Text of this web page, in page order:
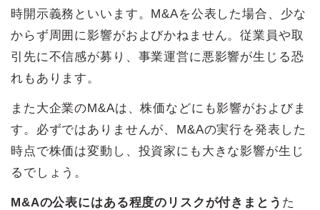
時開示義務といいます。M&Aを公表した場合、少な
からず周囲に影響がおよびかねません。従業員や取
引先に不信感が募り、事業運営に悪影響が生じる恐
れもあります。
また大企業のM&Aは、株価などにも影響がおよびま
す。必ずではありませんが、M&Aの実行を発表した
時点で株価は変動し、投資家にも大きな影響が生じ
るでしょう。
M&Aの公表にはある程度のリスクが付きまとう た